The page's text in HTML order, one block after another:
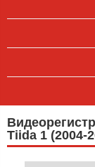
Tiida 1 (2004-